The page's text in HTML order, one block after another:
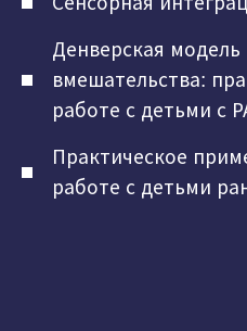
Денверская модель
вмешательства:
работе с детьми с
Практическое
работе с детьми